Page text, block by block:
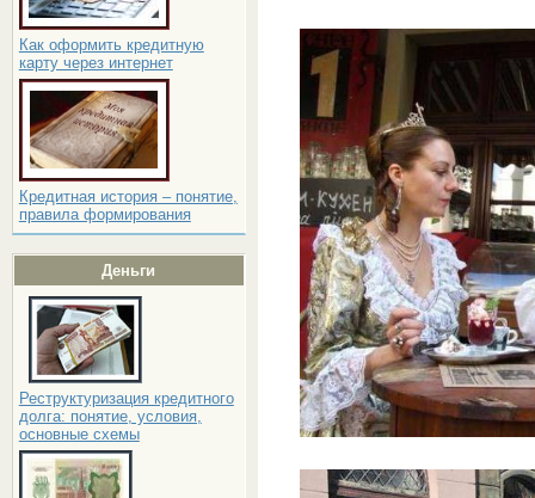
Как оформить кредитную
карту через интернет
Кредитная история – понятие,
правила формирования
Деньги
Реструктуризация кредитного
долга: понятие, условия,
основные схемы